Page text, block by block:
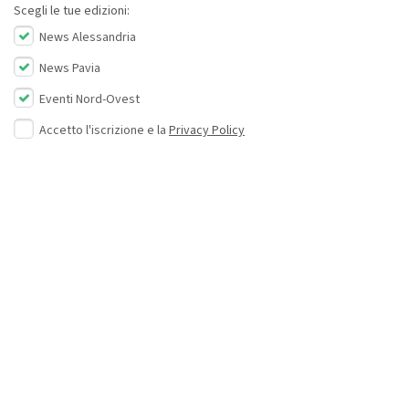
Scegli le tue edizioni:
News Alessandria
News Pavia
Eventi Nord-Ovest
Accetto l'iscrizione e la Privacy Policy